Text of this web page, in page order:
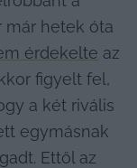
már hetek óta
érdekelte az
figyelt fel,
a két rivális
egymásnak
Ettől az